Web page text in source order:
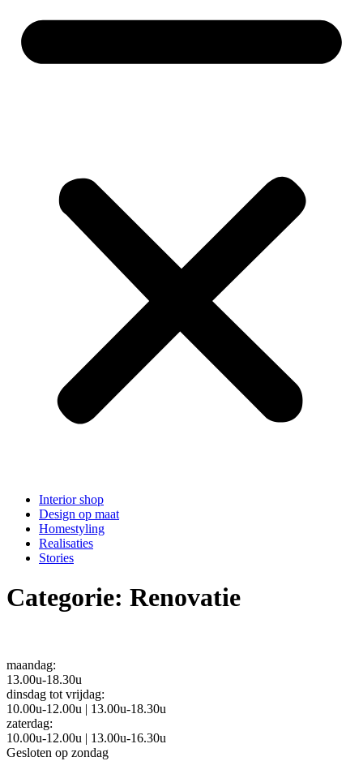
Interior shop
Design op maat
Homestyling
Realisaties
Stories
Categorie: Renovatie
maandag:
13.00u-18.30u
dinsdag tot vrijdag:
10.00u-12.00u | 13.00u-18.30u
zaterdag:
10.00u-12.00u | 13.00u-16.30u
Gesloten op zondag